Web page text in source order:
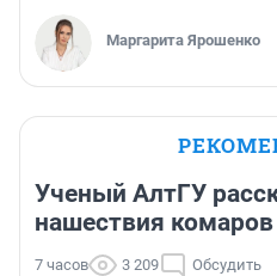
Маргарита Ярошенко
Ученый АлтГУ
нашествия комаров
7 часов 3 209 Обсудить